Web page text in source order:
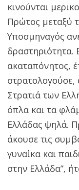
κινούνται
Πρώτος μεταξύ
Υποσμηναγός
δραστηριότητα.
ακαταπόνητος,
Στρατιά των
όπλα και τα
Ελλάδας ψηλά.
άκουσε τις
γυναίκα και
στην Ελλάδα”,